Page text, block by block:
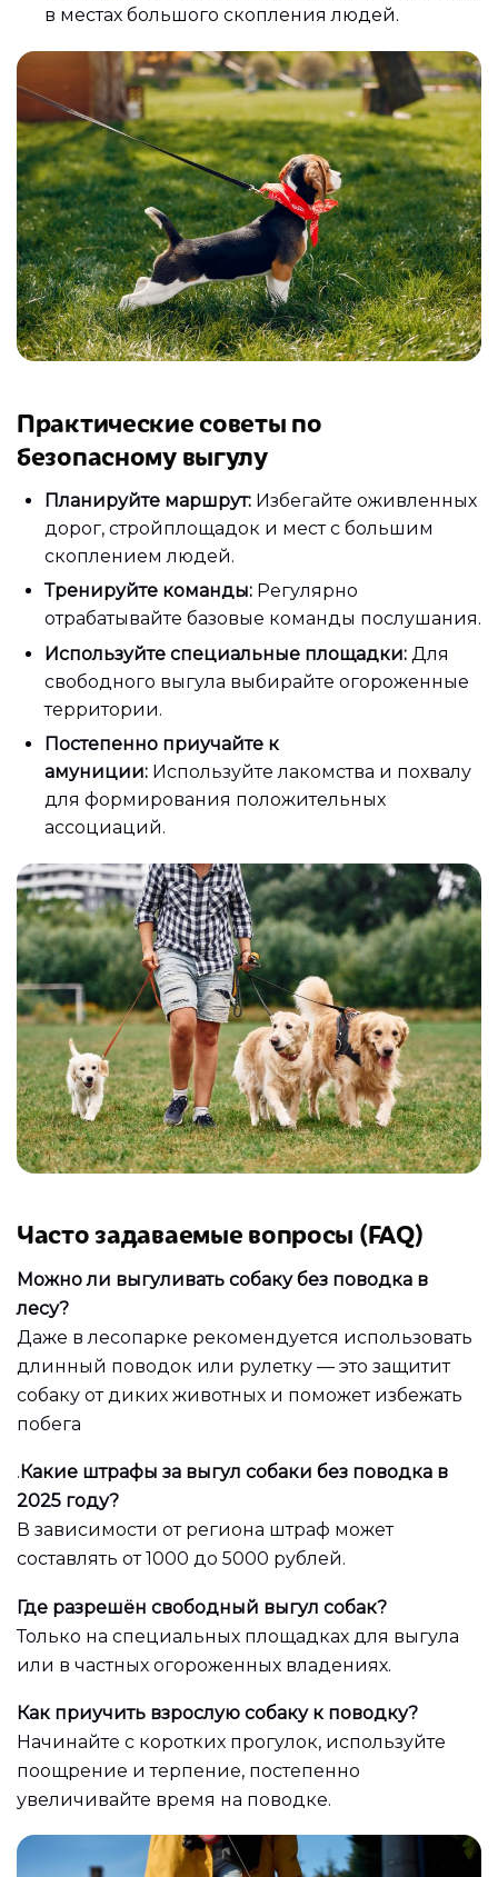
в местах большого скопления людей.
Практические советы по
безопасному выгулу
Планируйте маршрут: Избегайте оживленных
дорог, стройплощадок и мест с большим
скоплением людей.
Тренируйте команды: Регулярно
отрабатывайте базовые команды послушания.
Используйте специальные площадки: Для
свободного выгула выбирайте огороженные
территории.
Постепенно приучайте к
амуниции: Используйте лакомства и похвалу
для формирования положительных
ассоциаций.
Часто задаваемые вопросы (FAQ)
Можно ли выгуливать собаку без поводка в
лесу?
Даже в лесопарке рекомендуется использовать
длинный поводок или рулетку — это защитит
собаку от диких животных и поможет избежать
побега
.Какие штрафы за выгул собаки без поводка в
2025 году?
В зависимости от региона штраф может
составлять от 1000 до 5000 рублей.
Где разрешён свободный выгул собак?
Только на специальных площадках для выгула
или в частных огороженных владениях.
Как приучить взрослую собаку к поводку?
Начинайте с коротких прогулок, используйте
поощрение и терпение, постепенно
увеличивайте время на поводке.